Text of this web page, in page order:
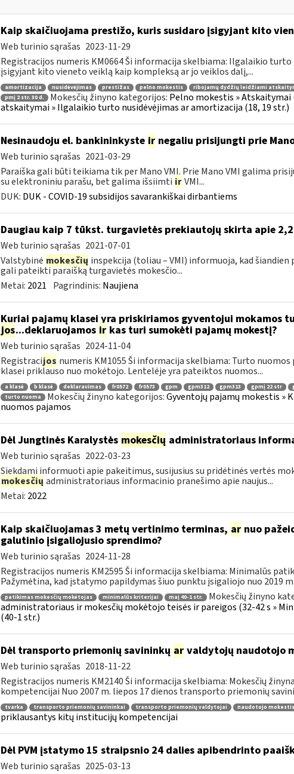
Kaip skaičiuojama prestižo, kuris susidaro įsigyjant kito
Web turinio sąrašas 2023-11-29
Registracijos numeris KM0664 Ši informacija skelbiama: Ilgalaikio
įsigyjant kito vieneto veiklą kaip kompleksą ar jo veiklos dalį,...
amortizacija nusidėvėjimas prestižas pelno mokestis ribojamų dydžių leidžiami
pmį 2 str. 30 d.
Mokesčių žinyno kategorijos: Pelno mokestis » Atskaitymai
atskaitymai » Ilgalaikio turto nusidėvėjimas ar amortizacija (18, 19 str.)
Nesinaudoju el. bankininkyste irnegaliu prisijungti prie
Web turinio sąrašas 2021-03-29
Paraiška gali būti teikiama tik per Mano VMI. Prie Mano VMI galima
su elektroniniu parašu, bet galima išsiimti ir VMI...
DUK: DUK - COVID-19 subsidijos savarankiškai dirbantiems
Daugiau kaip 7 tūkst. turgavietės prekiautojų skirta apie
Web turinio sąrašas 2021-07-01
Valstybinė mokesčių inspekcija (toliau – VMI) informuoja, kad
gali pateikti paraišką turgavietės mokesčio...
Metai: 2021 Pagrindinis: Naujiena
Kuriai pajamų klasei yra priskiriamos gyventojui mokamos
jos...deklaruojamos irkas turi sumokėti pajamų mokestį?
Web turinio sąrašas 2024-11-04
Registracijos numeris KM1055 Ši informacija skelbiama: Turto
klasei priklauso nuo mokėtojo. Lentelėje yra pateiktos nuomos...
a klasė b klasė deklaravimas fr0572 fr0573 gpm gpm312 gpm313 gpmį 22 str
turto nuoma
Mokesčių žinyno kategorijos:Gyventojų pajamų mokestis »
nuomos pajamos
Dėl Jungtinės Karalystės mokesčių administratoriaus
Web turinio sąrašas 2022-03-23
Siekdami informuoti apie pakeitimus, susijusius su pridėtinės vertės
mokesčių administratoriaus informacinio pranešimo apie naujus...
Metai: 2022
Kaip skaičiuojamas 3 metų vertinimo terminas, arnuo
galutinio įsigaliojusio sprendimo?
Web turinio sąrašas 2024-11-28
Registracijos numeris KM2595 Ši informacija skelbiama: Minimalūs
Pažymėtina, kad įstatymo papildymas šiuo punktu įsigaliojo nuo 2019 m.
patikimas mokesčių mokėtojas minimalūs kriterijai maį 40-1 str. Mokesčių žinyno
administratoriaus ir mokesčių mokėtojo teisės ir pareigos (32-42 s »
(40-1 str.)
Dėl transporto priemonių savininkų arvaldytojų naudotojo
Web turinio sąrašas 2018-11-22
Registracijos numeris KM2140 Ši informacija skelbiama: Mokesčių
kompetencijai Nuo 2007 m. liepos 17 dienos transporto priemonių
tvarka transporto priemonių savininkai transporto priemonių valdytojai naudotojo mokestis
priklausantys kitų institucijų kompetencijai
Dėl PVM įstatymo 15 straipsnio 24 dalies apibendrinto
Web turinio sąrašas 2025-03-13